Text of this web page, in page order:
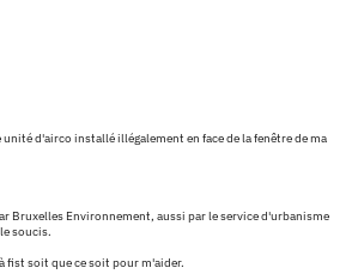
unité d'airco installé illégalement en face de la fenêtre de ma
Bruxelles Environnement, aussi par le service d'urbanisme
soucis.
fist soit que ce soit pour m'aider.